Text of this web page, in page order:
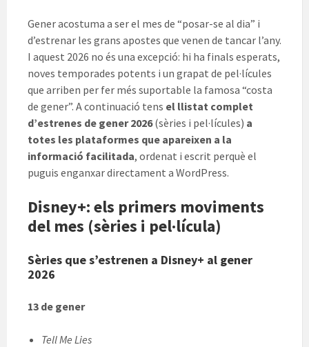
Gener acostuma a ser el mes de “posar-se al dia” i
d’estrenar les grans apostes que venen de tancar l’any.
I aquest 2026 no és una excepció: hi ha finals esperats,
noves temporades potents i un grapat de pel·lícules
que arriben per fer més suportable la famosa “costa
de gener”. A continuació tens el llistat complet
d’estrenes de gener 2026(sèries i pel·lícules) a
totes les plataformes que apareixen a la
informació facilitada, ordenat i escrit perquè el
puguis enganxar directament a WordPress.
Disney+: els primers moviments
del mes (sèries i pel·lícula)
Sèries que s’estrenen a Disney+ al gener
2026
13 de gener
Tell Me Lies